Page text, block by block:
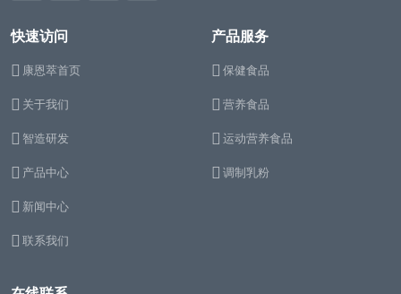
快速访问
康恩萃首页
关于我们
智造研发
产品中心
新闻中心
联系我们
产品服务
保健食品
营养食品
运动营养食品
调制乳粉